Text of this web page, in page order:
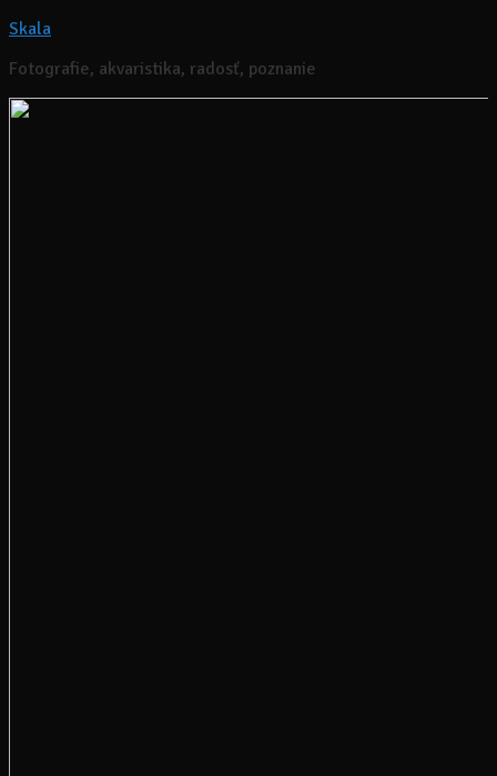
Skala
Fotografie, akvaristika, radosť, poznanie